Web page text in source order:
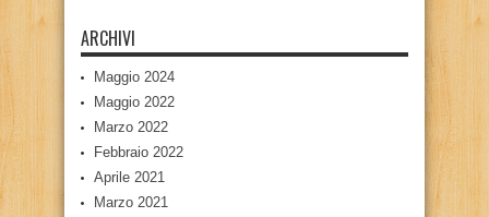
ARCHIVI
Maggio 2024
Maggio 2022
Marzo 2022
Febbraio 2022
Aprile 2021
Marzo 2021